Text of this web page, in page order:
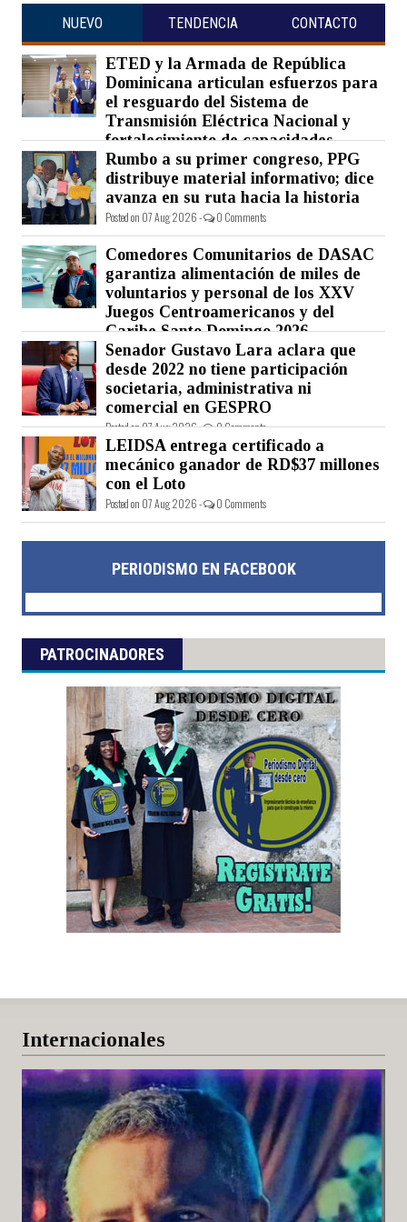
NUEVO TENDENCIA CONTACTO
ETED y la Armada de República
Dominicana articulan esfuerzos para
el resguardo del Sistema de
Transmisión Eléctrica Nacional y
fortalecimiento de capacidades.
Posted on 07 Aug 2026 - 0 Comments
Rumbo a su primer congreso, PPG
distribuye material informativo; dice
avanza en su ruta hacia la historia
Posted on 07 Aug 2026 - 0 Comments
Comedores Comunitarios de DASAC
garantiza alimentación de miles de
voluntarios y personal de los XXV
Juegos Centroamericanos y del
Caribe Santo Domingo 2026
Posted on 07 Aug 2026 - 0 Comments
Senador Gustavo Lara aclara que
desde 2022 no tiene participación
societaria, administrativa ni
comercial en GESPRO
Posted on 07 Aug 2026 - 0 Comments
LEIDSA entrega certificado a
mecánico ganador de RD$37 millones
con el Loto
Posted on 07 Aug 2026 - 0 Comments
PERIODISMO EN FACEBOOK
PATROCINADORES
Internacionales